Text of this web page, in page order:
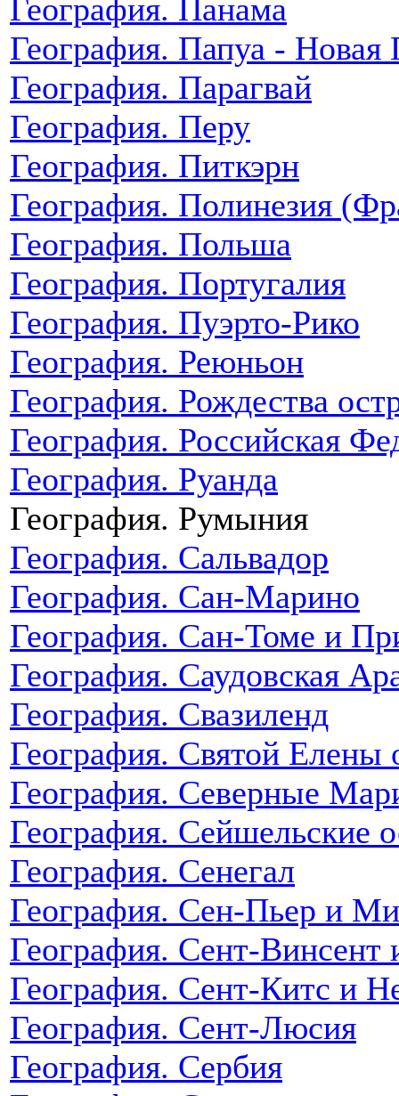
География. Панама
География. Папуа - Новая
География. Парагвай
География. Перу
География. Питкэрн
География. Полинезия
География. Польша
География. Португалия
География. Пуэрто-Рико
География. Реюньон
География. Рождества
География. Российская
География. Руанда
География. Румыния
География. Сальвадор
География. Сан-Марино
География. Сан-Томе и
География. Саудовская
География. Свазиленд
География. Святой Елены
География. Северные
География. Сейшельские
География. Сенегал
География. Сен-Пьер и
География. Сент-Винсент
География. Сент-Китс и
География. Сент-Люсия
География. Сербия